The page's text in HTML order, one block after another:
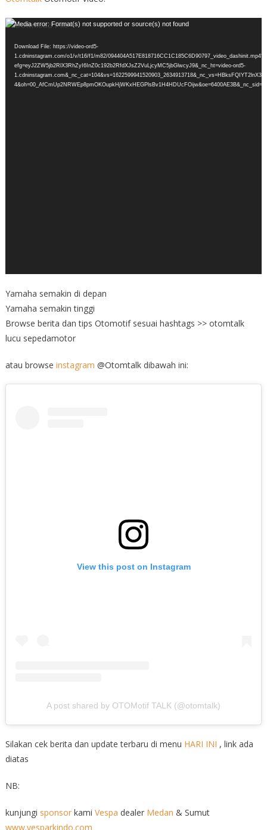
Video
Media error: Format(s) not supported or source(s) not found
Download File: https://video-ord5-
1.cdninstagram.com/o1/v/t16/f1/m82/094404A517E818716CC1C185C6D90797_video_dashinit.mp4?
efg=eyJ2ZW5jb2RlX3RhZyI6InZ0c192b2RfdXJsZ2VuLjcyMC5jbGlwcyJ9&_nc_ht=video-ord5-
Yamaha semakin di depan
Yamaha semakin tinggi
Browse berita dan tips Otomotif sesuai hashtags >> otomtalk
lucu sepedamotor
atau browse instagram @Otomtalk dibawah ini:
View this post on Instagram
A post shared by OTOMotif TALK (@otomtalk)
Silakan cek berita dan update terbaru di menu HARI INI , link ada
diatas
NB:
kunjungi sponsorkami Vespa dealer Medan & Sumut
www.vesparkindo.com